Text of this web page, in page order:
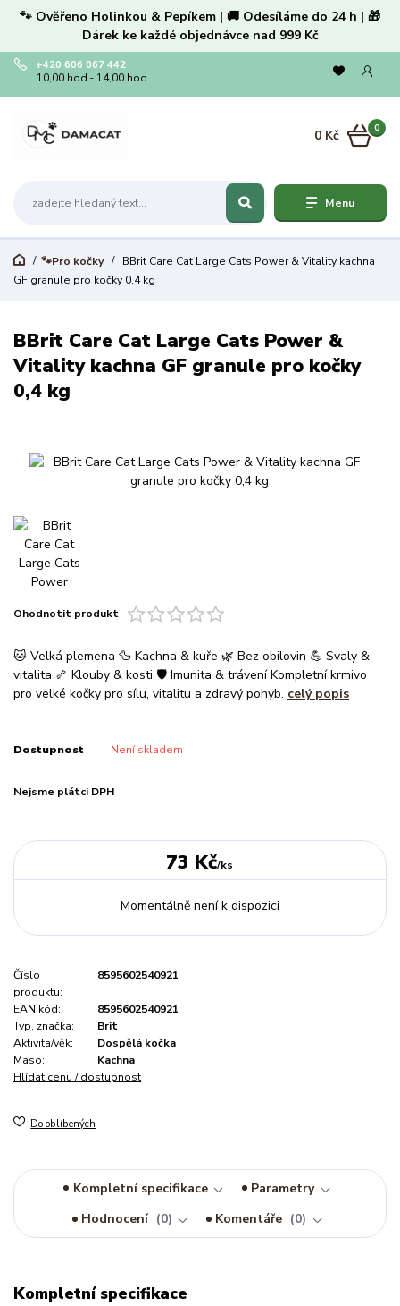
🐾 Ověřeno Holinkou & Pepíkem | 🚚 Odesíláme do 24 h | 🎁
Dárek ke každé objednávce nad 999 Kč
Menu
+420 606 067 442
10,00 hod.- 14,00 hod.
0
0 Kč
🐾Pro kočky
BBrit Care Cat Large Cats Power & Vitality kachna
GF granule pro kočky 0,4 kg
BBrit Care Cat Large Cats Power &
Vitality kachna GF granule pro kočky
0,4 kg
Ohodnotit produkt
🐱 Velká plemena 🦆 Kachna & kuře 🌿 Bez obilovin 💪 Svaly &
vitalita 🦴 Klouby & kosti 🛡️ Imunita & trávení Kompletní krmivo
pro velké kočky pro sílu, vitalitu a zdravý pohyb. celý popis
Dostupnost Není skladem
Nejsme plátci DPH
73 Kč/ks
Momentálně není k dispozici
Číslo
produktu:
8595602540921
EAN kód:
8595602540921
Typ, značka:
Brit
Aktivita/věk:
Dospělá kočka
Maso:
Kachna
Hlídat cenu / dostupnost
Do oblíbených
Kompletní specifikace
Parametry
Hodnocení
0 Komentáře 0
Kompletní specifikace